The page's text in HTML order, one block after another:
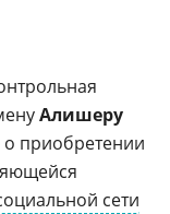
Алишеру
о приобретении
сети